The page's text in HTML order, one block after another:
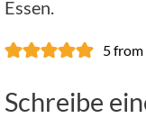
Essen.
5 from
Schreibe